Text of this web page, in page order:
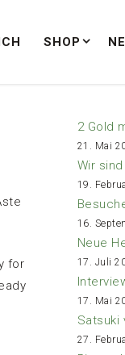
SHOP
for
2 Gold
21. Mai
Wir
19.
16.
Neue
17. Juli
17. Mai
Satsuki
27.